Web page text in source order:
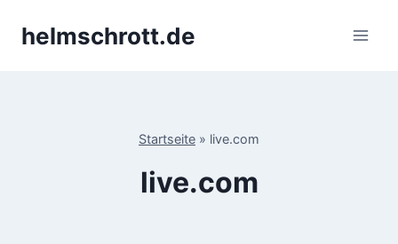
Inhalthelmschrott.de
Startseite » live.com
live.com